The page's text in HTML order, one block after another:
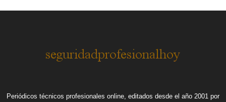
Periódicos técnicos profesionales online, editados desde el año 2001 por